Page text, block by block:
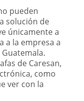
pueden
solución de
únicamente a
a la empresa a
de Caresan,
como
ver con la